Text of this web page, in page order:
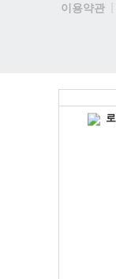
이용약관